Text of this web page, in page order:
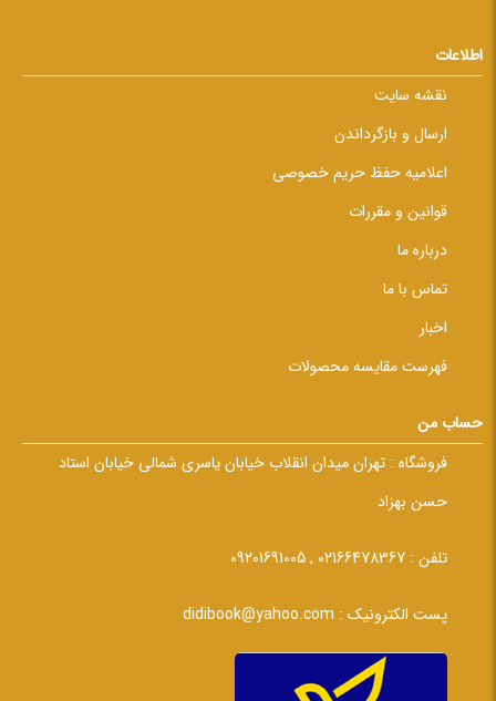
اطلاعات
نقشه سایت
ارسال و بازگرداندن
اعلامیه حفظ حریم خصوصی
قوانین و مقررات
درباره ما
تماس با ما
اخبار
فهرست مقایسه محصولات
حساب من
فروشگاه : تهران میدان انقلاب خیابان یاسری شمالی خیابان استاد
حسن بهزاد
تلفن : 02166478367 , 09201691005
پست الکترونیک : didibook@yahoo.com